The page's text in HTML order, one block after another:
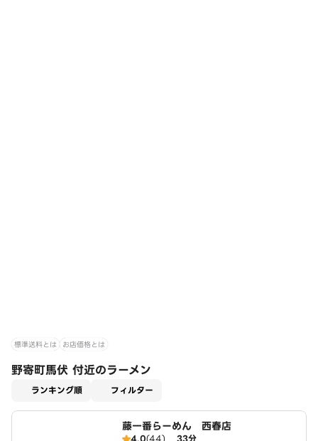
標準送料とは お店価格とは
野寄町馬伏 付近のラーメン
ランキング順 フィルター
藤一番らーめん 西春店